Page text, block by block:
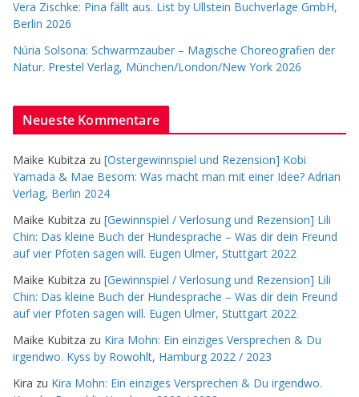
Vera Zischke: Pina fällt aus. List by Ullstein Buchverlage GmbH,
Berlin 2026
Núria Solsona: Schwarmzauber – Magische Choreografien der
Natur. Prestel Verlag, München/London/New York 2026
Neueste Kommentare
Maike Kubitza zu [Ostergewinnspiel und Rezension] Kobi
Yamada & Mae Besom: Was macht man mit einer Idee? Adrian
Verlag, Berlin 2024
Maike Kubitza zu [Gewinnspiel / Verlosung und Rezension] Lili
Chin: Das kleine Buch der Hundesprache – Was dir dein Freund
auf vier Pfoten sagen will. Eugen Ulmer, Stuttgart 2022
Maike Kubitza zu [Gewinnspiel / Verlosung und Rezension] Lili
Chin: Das kleine Buch der Hundesprache – Was dir dein Freund
auf vier Pfoten sagen will. Eugen Ulmer, Stuttgart 2022
Maike Kubitza zu Kira Mohn: Ein einziges Versprechen & Du
irgendwo. Kyss by Rowohlt, Hamburg 2022 / 2023
Kira zu Kira Mohn: Ein einziges Versprechen & Du irgendwo.